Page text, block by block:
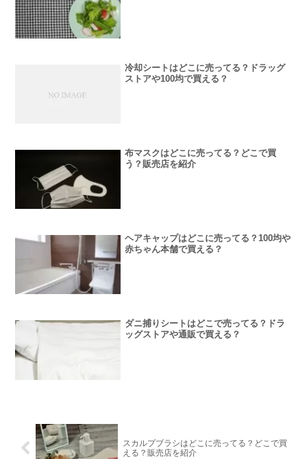
冷却シートはどこに売ってる？ドラッグ
ストアや100均で買える？
布マスクはどこに売ってる？どこで買
う？販売店を紹介
ヘアキャップはどこに売ってる？100均や
赤ちゃん本舗で買える？
ダニ捕りシートはどこで売ってる？ドラ
ッグストアや通販で買える？
スカルプブラシはどこに売ってる？どこで買
える？販売店を紹介